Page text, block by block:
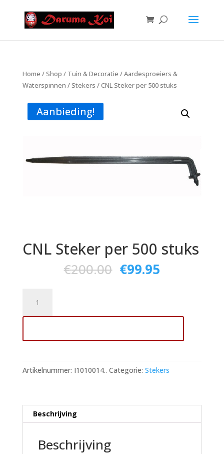
Home /Shop / Tuin & Decoratie /Aardesproeiers &
Waterspinnen /Stekers / CNL Steker per 500 stuks
Aanbieding!
CNL Steker per 500 stuks
€200.00 €99.95
Steker
per
stuks
Artikelnummer: I1010014.. Categorie: Stekers
Beschrijving
Beschrijving